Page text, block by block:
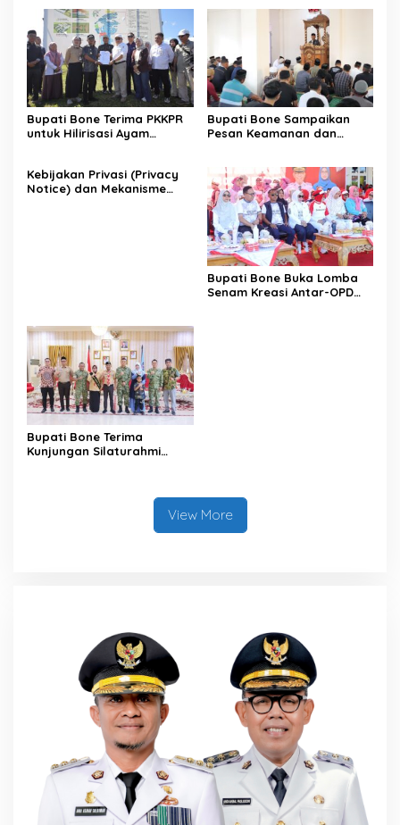
Bupati Bone Terima PKKPR
untuk Hilirisasi Ayam
Bupati Bone Sampaikan
Pesan Keamanan dan
Kebijakan Privasi (Privacy
Notice) dan Mekanisme
Bupati Bone Buka Lomba
Senam Kreasi Antar-OPD
Bupati Bone Terima
Kunjungan Silaturahmi
View More